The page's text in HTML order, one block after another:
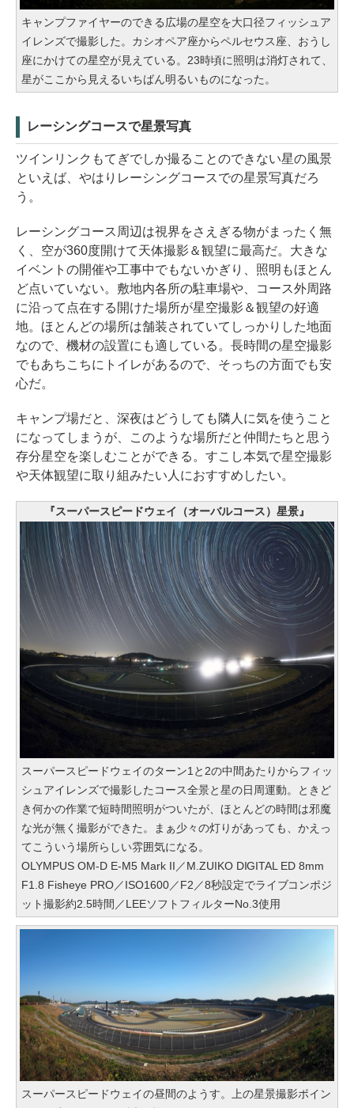
キャンプファイヤーのできる広場の星空を大口径フィッシュア
イレンズで撮影した。カシオペア座からペルセウス座、おうし
座にかけての星空が見えている。23時頃に照明は消灯されて、
星がここから見えるいちばん明るいものになった。
レーシングコースで星景写真
ツインリンクもてぎでしか撮ることのできない星の風景
といえば、やはりレーシングコースでの星景写真だろ
う。
レーシングコース周辺は視界をさえぎる物がまったく無
く、空が360度開けて天体撮影＆観望に最高だ。大きな
イベントの開催や工事中でもないかぎり、照明もほとん
ど点いていない。敷地内各所の駐車場や、コース外周路
に沿って点在する開けた場所が星空撮影＆観望の好適
地。ほとんどの場所は舗装されていてしっかりした地面
なので、機材の設置にも適している。長時間の星空撮影
でもあちこちにトイレがあるので、そっちの方面でも安
心だ。
キャンプ場だと、深夜はどうしても隣人に気を使うこと
になってしまうが、このような場所だと仲間たちと思う
存分星空を楽しむことができる。すこし本気で星空撮影
や天体観望に取り組みたい人におすすめしたい。
『スーパースピードウェイ（オーバルコース）星景』
スーパースピードウェイのターン1と2の中間あたりからフィッ
シュアイレンズで撮影したコース全景と星の日周運動。ときど
き何かの作業で短時間照明がついたが、ほとんどの時間は邪魔
な光が無く撮影ができた。まぁ少々の灯りがあっても、かえっ
てこういう場所らしい雰囲気になる。
OLYMPUS OM-D E-M5 Mark II／M.ZUIKO DIGITAL ED 8mm
F1.8 Fisheye PRO／ISO1600／F2／8秒設定でライブコンポジ
ット撮影約2.5時間／LEEソフトフィルターNo.3使用
スーパースピードウェイの昼間のようす。上の星景撮影ポイン